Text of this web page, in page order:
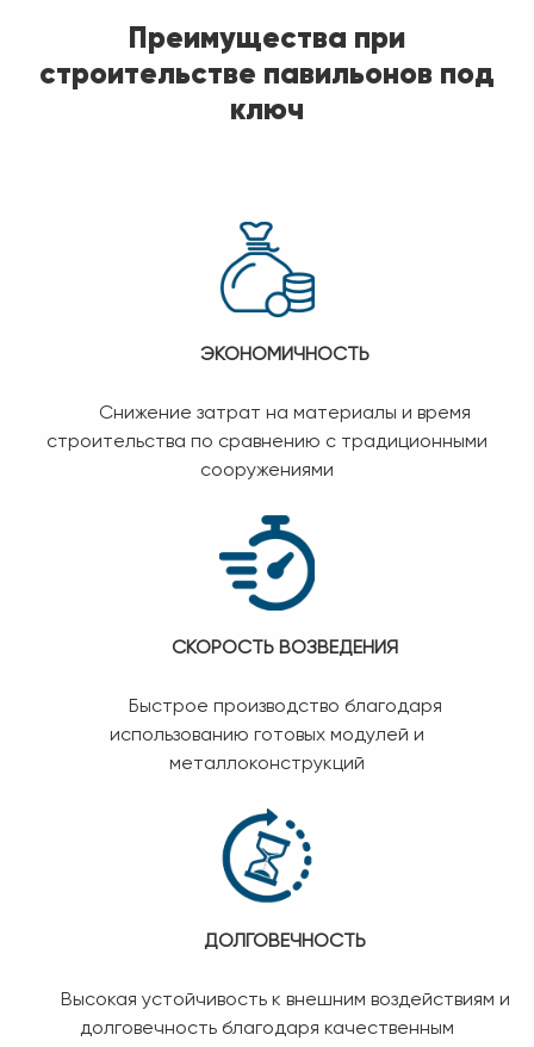
Преимущества при
строительстве павильонов под
ключ
ЭКОНОМИЧНОСТЬ
Снижение затрат на материалы и время
строительства по сравнению с традиционными
сооружениями
СКОРОСТЬ ВОЗВЕДЕНИЯ
Быстрое производство благодаря
использованию готовых модулей и
металлоконструкций
ДОЛГОВЕЧНОСТЬ
Высокая устойчивость к внешним воздействиям и
долговечность благодаря качественным